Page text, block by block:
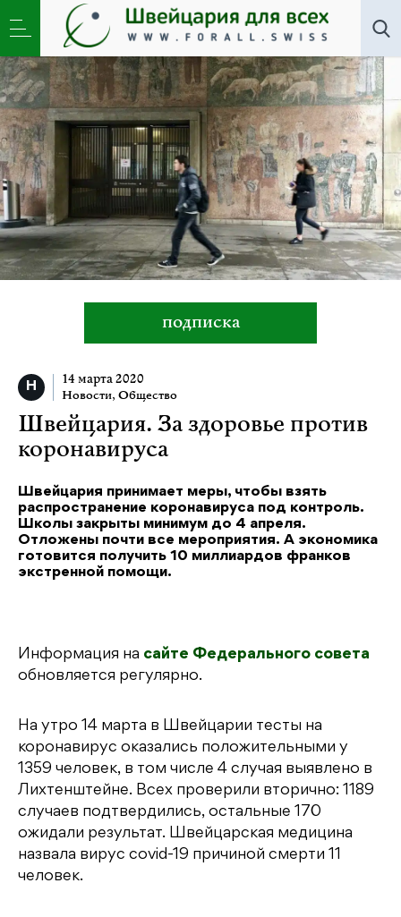
Новости, Общество»Швейцария. За здоровье
против коронавируса
подписка
14 марта 2020
Новости, Общество
Швейцария. За здоровье против
коронавируса
Швейцария принимает меры, чтобы взять
распространение коронавируса под контроль.
Школы закрыты минимум до 4 апреля.
Отложены почти все мероприятия. А экономика
готовится получить 10 миллиардов франков
экстренной помощи.
Информация на сайте Федерального совета
обновляется регулярно.
На утро 14 марта в Швейцарии тесты на
коронавирус оказались положительными у
1359 человек, в том числе 4 случая выявлено в
Лихтенштейне. Всех проверили вторично: 1189
случаев подтвердились, остальные 170
ожидали результат. Швейцарская медицина
назвала вирус covid-19 причиной смерти 11
человек.